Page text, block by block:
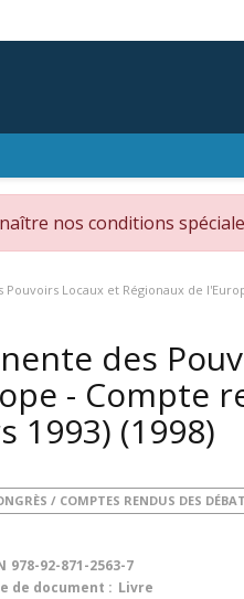
nos conditions
Locaux et Régionaux de
des
- Compte
1993) (1998)
/ COMPTES RENDUS DES
978-92-871-2563-7
de document : Livre